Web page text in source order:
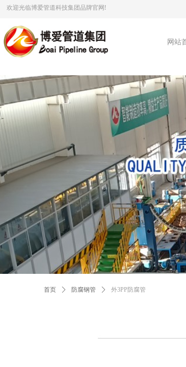
网站
欢迎光临博爱管道科技集团品牌官网!
首页 ꄲ 防腐钢管 ꄲ 外3PP防腐管